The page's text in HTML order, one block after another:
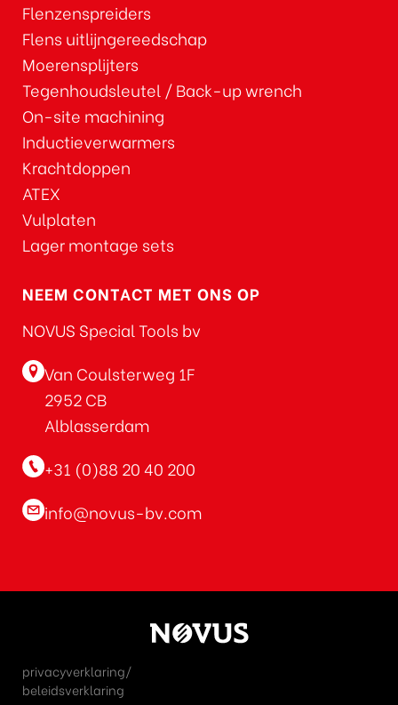
Flenzenspreiders
Flens uitlijngereedschap
Moerensplijters
Tegenhoudsleutel / Back-up wrench
On-site machining
Inductieverwarmers
Krachtdoppen
ATEX
Vulplaten
Lager montage sets
NEEM CONTACT MET ONS OP
NOVUS Special Tools bv
Van Coulsterweg 1F
2952 CB
Alblasserdam
+31 (0)88 20 40 200
info@novus-bv.com
privacyverklaring/
beleidsverklaring